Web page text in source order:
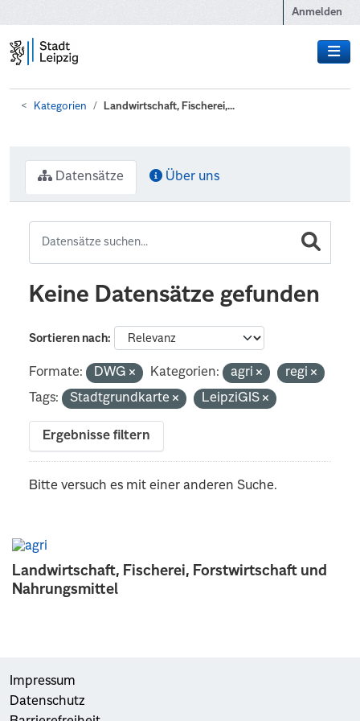
Anmelden
Kategorien Landwirtschaft, Fischerei,...
Landwirtschaft, Fischerei, Forstwirtschaft und
Nahrungsmittel
Datensätze Über uns
Keine Datensätze gefunden
Sortieren nach
Formate: DWG Kategorien: agri
regi
Tags:
Stadtgrundkarte LeipziGIS
Ergebnisse filtern
Bitte versuch es mit einer anderen Suche.
Impressum
Datenschutz